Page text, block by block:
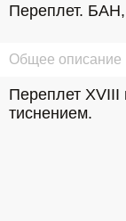
Переплет.
Общее описание
Переплет XVIII
тиснением.